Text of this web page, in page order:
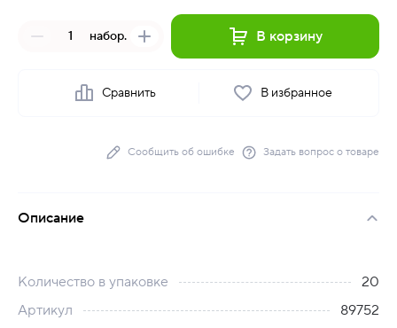
набор. В корзину
Сравнить В избранное
Сообщить об ошибке Задать вопрос о товаре
Описание
Количество в упаковке
20
Артикул
89752